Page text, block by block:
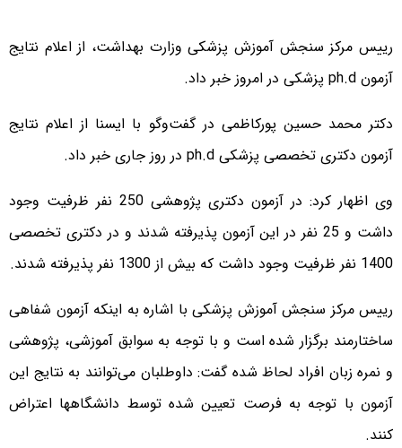
رییس مرکز سنجش آموزش پزشکی وزارت بهداشت، از اعلام نتایج
آزمون ph.d پزشکی در امروز خبر داد.
دکتر محمد حسین پورکاظمی در گفت‌وگو با ایسنا از اعلام نتایج
آزمون دکتری تخصصی پزشکی ph.d در روز جاری خبر داد.
وی اظهار کرد: در آزمون دکتری پژوهشی 250 نفر ظرفیت وجود
داشت و 25 نفر در این آزمون پذیرفته شدند و در دکتری تخصصی
1400 نفر ظرفیت وجود داشت که بیش از 1300 نفر پذیرفته شدند.
رییس مرکز سنجش آموزش پزشکی با اشاره به اینکه آزمون شفاهی
ساختارمند برگزار شده است و با توجه به سوابق آموزشی، پژوهشی
و نمره زبان افراد لحاظ شده گفت: داوطلبان می‌توانند به نتایج این
آزمون با توجه به فرصت تعیین شده توسط دانشگاهها اعتراض
کنند.